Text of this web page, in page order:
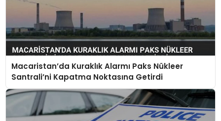
Macaristan’da Kuraklık Alarmı Paks Nükleer
Santrali’ni Kapatma Noktasına Getirdi